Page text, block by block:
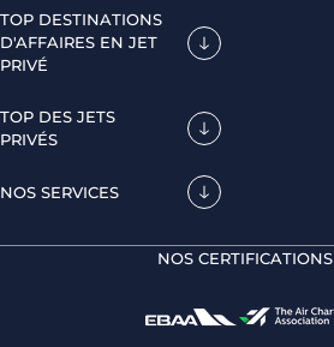
TOP DESTINATIONS
D'AFFAIRES EN JET
PRIVÉ
TOP DES JETS
PRIVÉS
NOS SERVICES
NOS CERTIFICATIONS